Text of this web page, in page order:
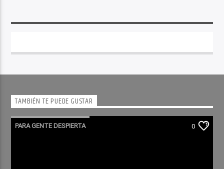
TAMBIÉN TE PUEDE GUSTAR
PARA GENTE DESPIERTA 0